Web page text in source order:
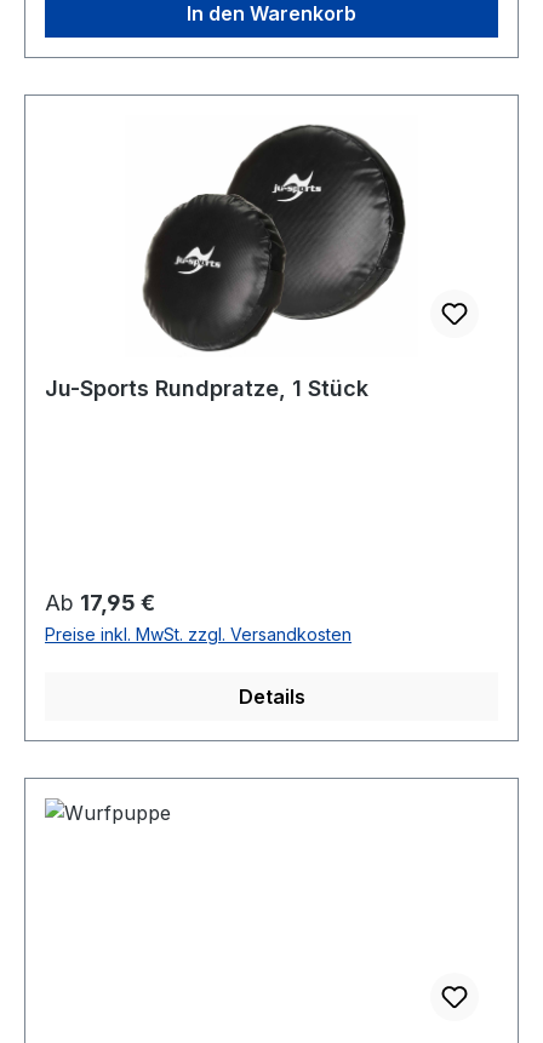
In den Warenkorb
Ju-Sports Rundpratze, 1 Stück
Regulärer Preis:
Ab 17,95 €
Preise inkl. MwSt. zzgl. Versandkosten
Details